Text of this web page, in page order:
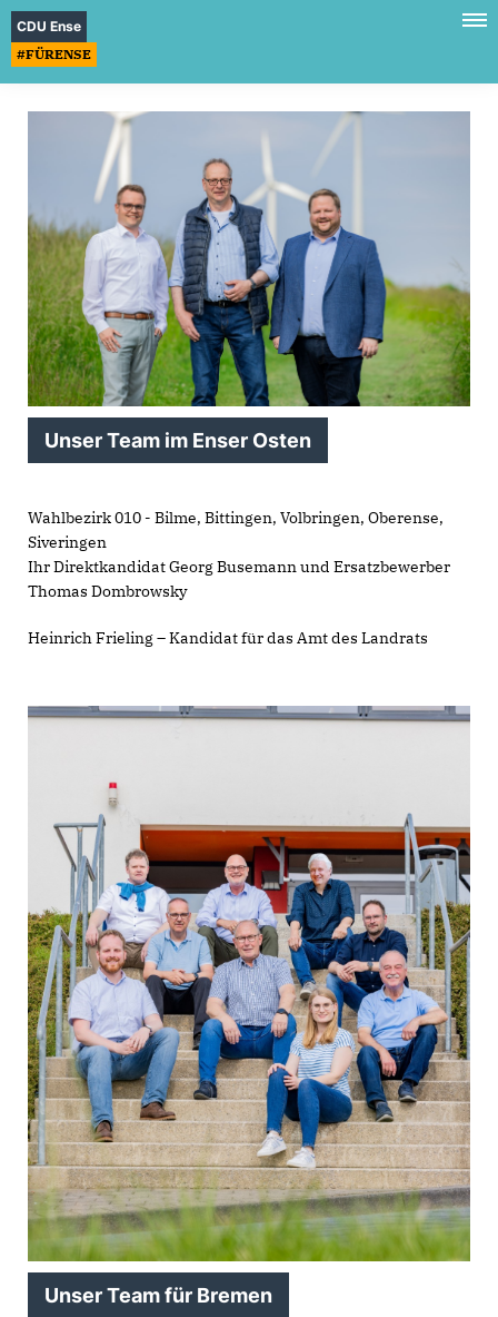
CDU Ense
#FÜRENSE
Unser Team im Enser Osten
Wahlbezirk 010 - Bilme, Bittingen, Volbringen, Oberense,
Siveringen
Ihr Direktkandidat Georg Busemann und Ersatzbewerber
Thomas Dombrowsky
Heinrich Frieling – Kandidat für das Amt des Landrats
Unser Team für Bremen